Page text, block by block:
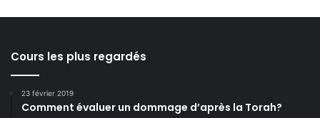
Cours les plus regardés
23 février 2019
Comment évaluer un dommage d’après la Torah?